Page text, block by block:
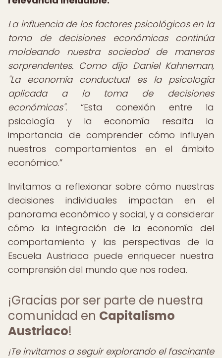
La influencia de los factores psicológicos en la
toma de decisiones económicas continúa
moldeando nuestra sociedad de maneras
sorprendentes. Como dijo Daniel Kahneman,
"La economía conductual es la psicología
aplicada a la toma de decisiones
económicas".
Esta conexión entre la
psicología y la economía resalta la
importancia de comprender cómo influyen
nuestros comportamientos en el ámbito
económico.
Invitamos a reflexionar sobre cómo nuestras
decisiones individuales impactan en el
panorama económico y social, y a considerar
cómo la integración de la economía del
comportamiento y las perspectivas de la
Escuela Austriaca puede enriquecer nuestra
comprensión del mundo que nos rodea.
¡Gracias por ser parte de nuestra
comunidad en Capitalismo
Austriaco!
¡Te invitamos a seguir explorando el fascinante